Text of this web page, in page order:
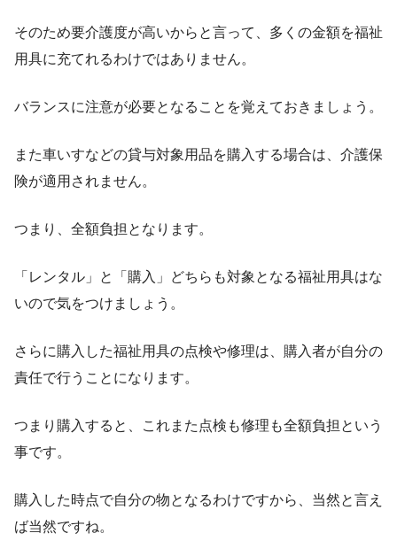
そのため要介護度が高いからと言って、多くの金額を福祉
用具に充てれるわけではありません。
バランスに注意が必要となることを覚えておきましょう。
また車いすなどの貸与対象用品を購入する場合は、介護保
険が適用されません。
つまり、全額負担となります。
「レンタル」と「購入」どちらも対象となる福祉用具はな
いので気をつけましょう。
さらに購入した福祉用具の点検や修理は、購入者が自分の
責任で行うことになります。
つまり購入すると、これまた点検も修理も全額負担という
事です。
購入した時点で自分の物となるわけですから、当然と言え
ば当然ですね。